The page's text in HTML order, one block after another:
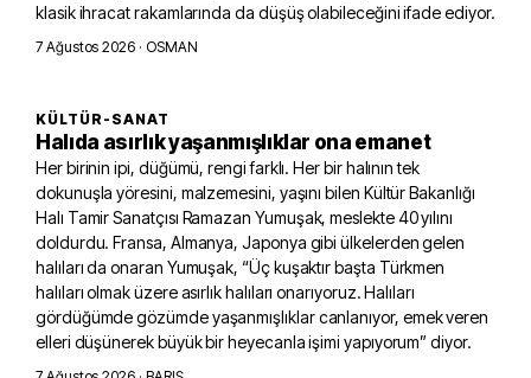
klasik ihracat rakamlarında da düşüş olabileceğini ifade ediyor.
7 Ağustos 2026 · OSMAN
KÜLTÜR-SANAT
Halıda asırlık yaşanmışlıklar ona emanet
Her birinin ipi, düğümü, rengi farklı. Her bir halının tek
dokunuşla yöresini, malzemesini, yaşını bilen Kültür Bakanlığı
Halı Tamir Sanatçısı Ramazan Yumuşak, meslekte 40 yılını
doldurdu. Fransa, Almanya, Japonya gibi ülkelerden gelen
halıları da onaran Yumuşak, “Üç kuşaktır başta Türkmen
halıları olmak üzere asırlık halıları onarıyoruz. Halıları
gördüğümde gözümde yaşanmışlıklar canlanıyor, emek veren
elleri düşünerek büyük bir heyecanla işimi yapıyorum” diyor.